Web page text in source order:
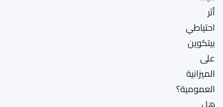
أثر
احتياطي
بيتكوين
على
الميزانية
العمومية؟